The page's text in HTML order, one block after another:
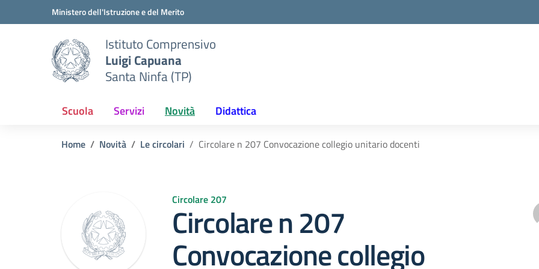
Vai ai contenuti
Vai al menu di navigazioneMinistero dell'Istruzione e del Merito
Istituto Comprensivo
Luigi Capuana
Santa Ninfa (TP)
Scuola Servizi Novità Didattica
Home Novità Le circolari Circolare n 207 Convocazione collegio unitario docenti
Circolare 207
Circolare n 207
Convocazione collegio